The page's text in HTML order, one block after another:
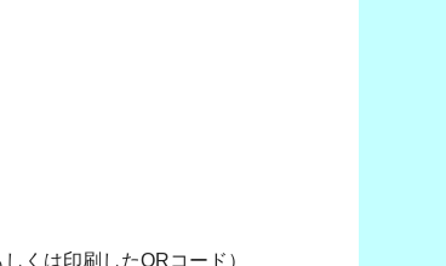
くは印刷したQRコード）